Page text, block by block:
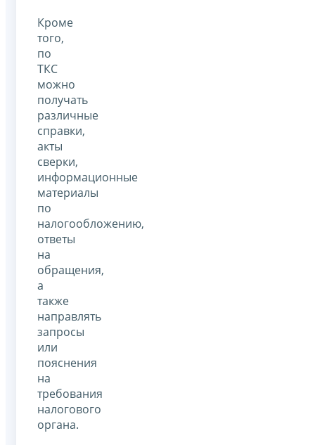
Кроме
того,
по
ТКС
можно
получать
различные
справки,
акты
сверки,
информационные
материалы
по
налогообложению,
ответы
на
обращения,
а
также
направлять
запросы
или
пояснения
на
требования
налогового
органа.